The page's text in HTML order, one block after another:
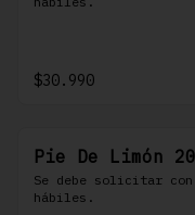
$30.990
Pie De Limón 20
Se debe solicitar con
hábiles.